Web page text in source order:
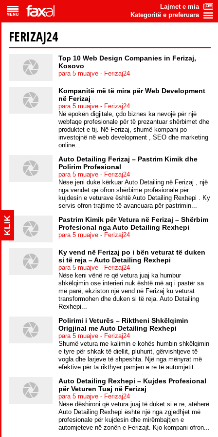
Lajmet e mia
Kategoritë e preferuara
FERIZAJ24
Top 10 Web Design Companies in Ferizaj,
Kosovo
para 5 muajve - Ferizaj24
Kompanitë më të mira për Web Development
në Ferizaj
para 5 muajve - Ferizaj24
Në epokën digjitale, çdo biznes ka nevojë për një
webfaqe profesionale për të prezantuar shërbimet dhe
produktet e tij. Në Ferizaj, shumë kompani po
investojnë në web development , SEO dhe marketing
online...
Auto Detailing Ferizaj – Pastrim Kimik dhe
Polirim Profesional
para 5 muajve - Ferizaj24
Nëse jeni duke kërkuar Auto Detailing në Ferizaj , një
nga vendet që ofron shërbime profesionale për
kujdesin e veturave është Auto Detailing Rexhepi . Ky
servis ofron trajtime të avancuara për pastrimin...
Pastrim Kimik për Vetura në Ferizaj – Shërbim
Profesional nga Auto Detailing Rexhepi
para 5 muajve - Ferizaj24
Ky vend në Ferizaj po i bën veturat të duken
si të reja – Auto Detailing Rexhepi
para 5 muajve - Ferizaj24
Nëse keni vënë re që vetura juaj ka humbur
shkëlqimin ose interieri nuk është më aq i pastër sa
më parë, ekziston një vend në Ferizaj ku veturat
transformohen dhe duken si të reja. Auto Detailing
Rexhepi...
Polirimi i Veturës – Riktheni Shkëlqimin
Origjinal me Auto Detailing Rexhepi
para 5 muajve - Ferizaj24
Shumë vetura me kalimin e kohës humbin shkëlqimin
e tyre për shkak të diellit, pluhurit, gërvishtjeve të
vogla dhe larjeve të shpeshta. Një nga mënyrat më
efektive për ta rikthyer pamjen e re të automjetit...
Auto Detailing Rexhepi – Kujdes Profesional
për Veturen Tuaj në Ferizaj
para 5 muajve - Ferizaj24
Nëse dëshironi që vetura juaj të duket si e re, atëherë
Auto Detailing Rexhepi është një nga zgjedhjet më
profesionale për kujdesin dhe mirëmbajtjen e
automjeteve në zonën e Ferizajt. Kjo kompani ofron...
KLIK